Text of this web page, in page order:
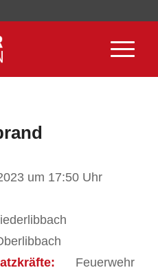
um 17:50 Uhr
Feuerwehr